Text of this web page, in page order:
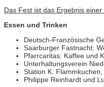
Das Fest ist das Ergebnis
Essen und Trinken
Deutsch-Französische
Saarburger Fastnacht:
Pfarrcaritas: Kaffee und
Unterhaltungsverein
Station K:
Philippe Reinhardt und